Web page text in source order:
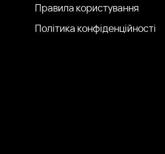
Правила користування
Політика конфіденційності